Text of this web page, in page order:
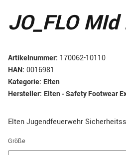
JO_FLO MId
Artikelnummer: 170062-10110
HAN: 0016981
Kategorie: Elten
Hersteller: Elten - Safety Footwear
Elten Jugendfeuerwehr
Größe